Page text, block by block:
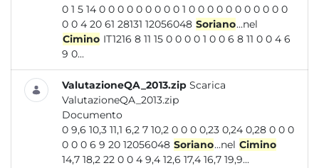
0 1 5 14 0 0 0 0 0 0 0 0 0 1 0 0 0 0 0 0 0 0 0 0 0
0 0 4 20 61 28131 12056048 Soriano...nel
Cimino IT1216 8 11 15 0 0 0 0 1 0 0 6 8 11 0 0 4 6
9 0...
ValutazioneQA_2013.zip Scarica
ValutazioneQA_2013.zip
Documento
0 9,6 10,3 11,1 6,2 7 10,2 0 0 0 0,23 0,24 0,28 0 0 0
0 0 0 6 9 20 12056048 Soriano...nel Cimino
14,7 18,2 22 0 0 4 9,4 12,6 17,4 16,7 19,9...